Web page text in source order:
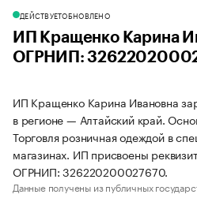
ДЕЙСТВУЕТОБНОВЛЕНО
ИП Кращенко Карина
ОГРНИП:
ИП Кращенко Карина Ивановна
в регионе — Алтайский край.
Торговля розничная одеждой в
магазинах. ИП присвоены
ОГРНИП: 326220200027670.
Данные получены из публичных